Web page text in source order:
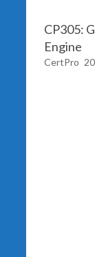
CP305:
Engine
CertPro